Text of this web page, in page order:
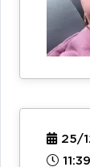
25/
11:39